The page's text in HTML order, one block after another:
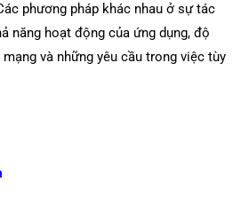
phương pháp khác nhau ở sự tác
năng hoạt động của ứng dụng, độ
và những yêu cầu trong việc tùy